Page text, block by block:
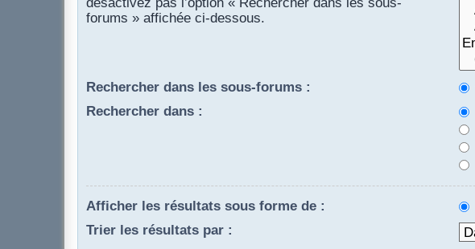
forums » affichée ci-dessous.
Rechercher dans les sous-forums :
Rechercher dans :
Afficher les résultats sous forme de :
Trier les résultats par :